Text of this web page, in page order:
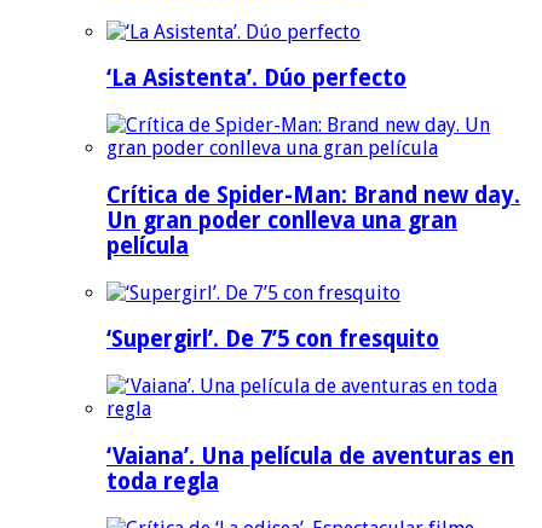
‘La Asistenta’. Dúo perfecto
Crítica de Spider-Man: Brand new day.
Un gran poder conlleva una gran
película
‘Supergirl’. De 7’5 con fresquito
‘Vaiana’. Una película de aventuras en
toda regla